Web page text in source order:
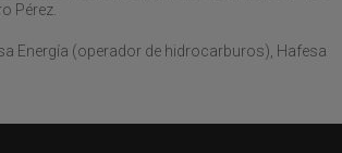
Pérez.
Energía (operador de hidrocarburos), Hafesa